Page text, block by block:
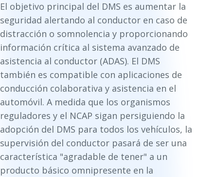
El objetivo principal del DMS es aumentar la
seguridad alertando al conductor en caso de
distracción o somnolencia y proporcionando
información crítica al sistema avanzado de
asistencia al conductor (ADAS). El DMS
también es compatible con aplicaciones de
conducción colaborativa y asistencia en el
automóvil. A medida que los organismos
reguladores y el NCAP sigan persiguiendo la
adopción del DMS para todos los vehículos, la
supervisión del conductor pasará de ser una
característica "agradable de tener" a un
producto básico omnipresente en la